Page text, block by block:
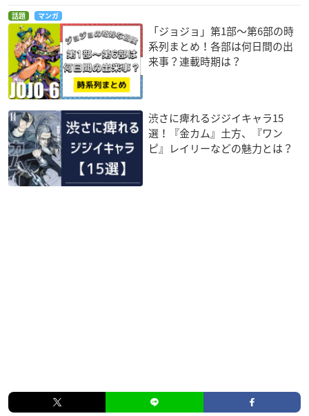
話題 マンガ
「ジョジョ」第1部〜第6部の時
系列まとめ！各部は何日間の出
来事？連載時期は？
渋さに痺れるジジイキャラ15
選！『金カム』土方、『ワン
ピ』レイリーなどの魅力とは？